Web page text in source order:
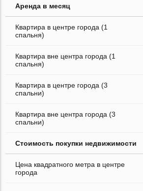
Аренда в месяц
Квартира в центре города (1
спальня)
Квартира вне центра города (1
спальня)
Квартира в центре города (3
спальни)
Квартира вне центра города (3
спальни)
Стоимость покупки недвижимости
Цена квадратного метра в центре
города